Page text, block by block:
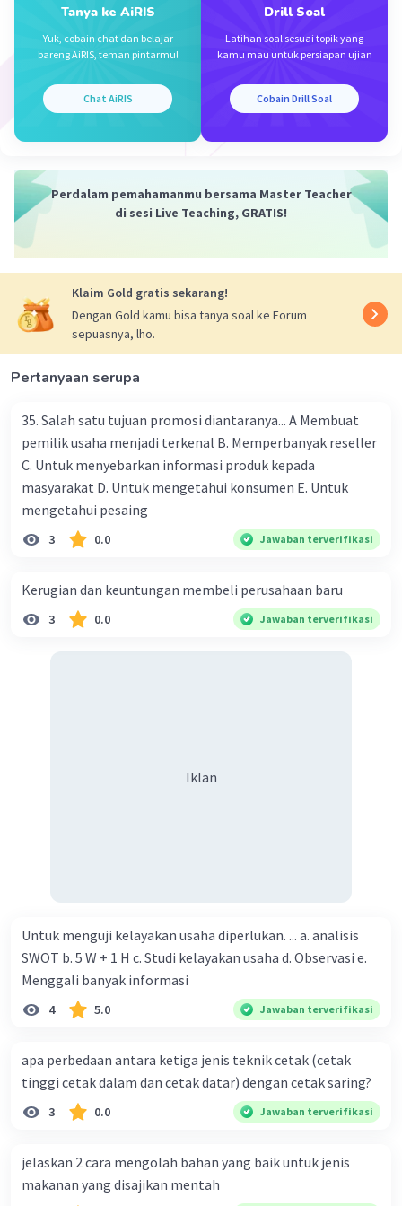
Beri Rating·0.0
12 November 2023 12:54
A.menambah daya tarik masyarakat terhadap
Beri Rating·5.0(1) Balas
Tanya ke AiRIS
Yuk, cobain chat dan belajar
bareng AiRIS, teman pintarmu!
Chat AiRIS
Drill Soal
Latihan soal sesuai topik yang
kamu mau untuk persiapan ujian
Cobain Drill Soal
Perdalam pemahamanmu bersama Master Teacher
di sesi Live Teaching, GRATIS!
Klaim Gold gratis sekarang!
Dengan Gold kamu bisa tanya soal ke Forum
sepuasnya, lho.
Pertanyaan serupa
35. Salah satu tujuan promosi diantaranya... A Membuat
pemilik usaha menjadi terkenal B. Memperbanyak reseller
C. Untuk menyebarkan informasi produk kepada
masyarakat D. Untuk mengetahui konsumen E. Untuk
mengetahui pesaing
3 0.0 Jawaban terverifikasi
Kerugian dan keuntungan membeli perusahaan baru
3 0.0 Jawaban terverifikasi
Iklan
Untuk menguji kelayakan usaha diperlukan. ... a. analisis
SWOT b. 5 W + 1 H c. Studi kelayakan usaha d. Observasi e.
Menggali banyak informasi
4 5.0 Jawaban terverifikasi
apa perbedaan antara ketiga jenis teknik cetak (cetak
tinggi cetak dalam dan cetak datar) dengan cetak saring?
3 0.0 Jawaban terverifikasi
jelaskan 2 cara mengolah bahan yang baik untuk jenis
makanan yang disajikan mentah